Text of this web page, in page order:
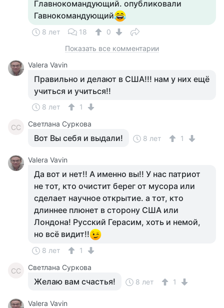
Главнокомандующий. опубликовали
Гавнокомандующий
8 лет 18
0
Показать все комментарии
Valera Vavin
Правильно и делают в США!!! нам у них ещё
учиться и учиться!!
8 лет 1
СС Светлана Суркова
Вот Вы себя и выдали! 8 лет 1
Valera Vavin
Да вот и нет!! А именно вы!! У нас патриот
не тот, кто очистит берег от мусора или
сделает научное открытие. а тот, кто
длиннее плюнет в сторону США или
Лондона! Русский Герасим, хоть и немой,
но всё видит!!
8 лет 1
СС Светлана Суркова
Желаю вам счастья! 8 лет 1
Valera Vavin